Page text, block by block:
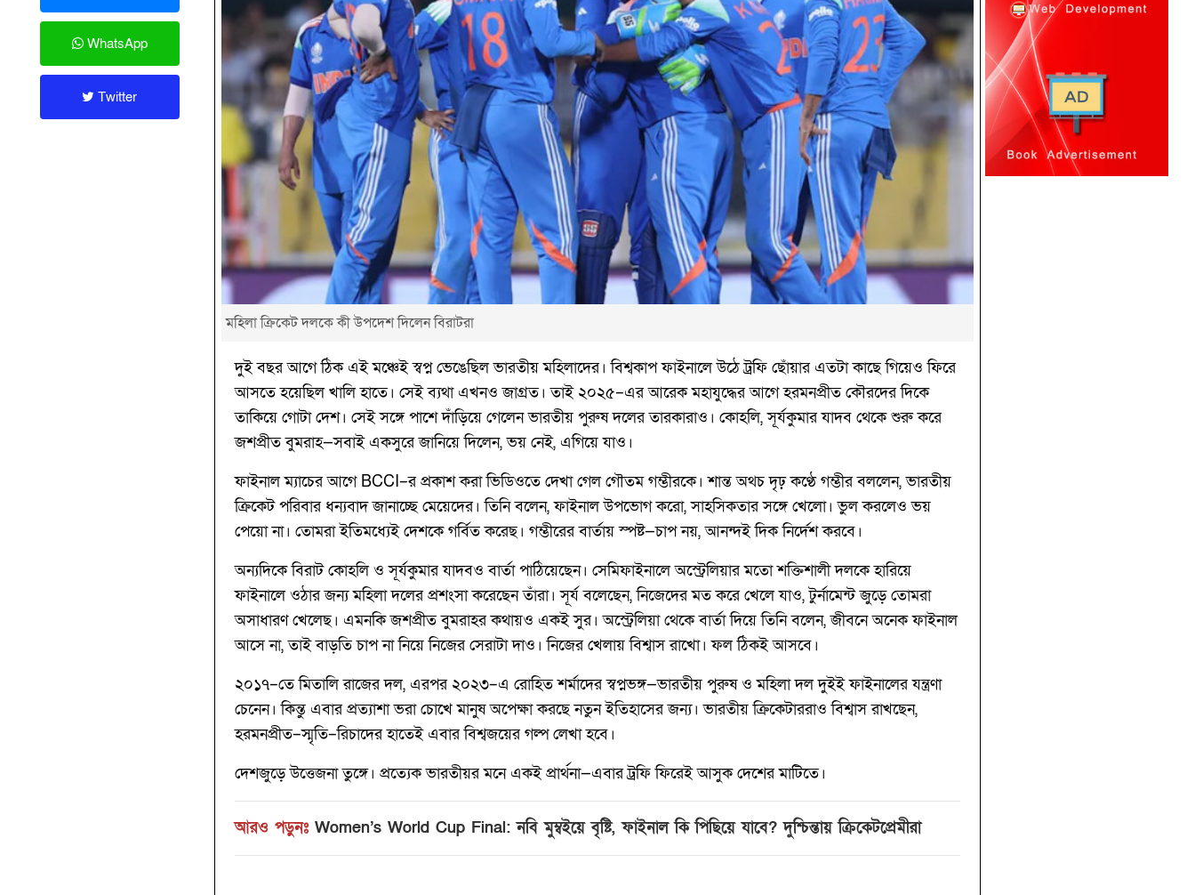
WhatsApp
Twitter
মহিলা ক্রিকেট দলকে কী উপদেশ দিলেন বিরাটরা
দুই বছর আগে ঠিক এই মঞ্চেই স্বপ্ন ভেঙেছিল ভারতীয় মহিলাদের। বিশ্বকাপ ফাইনালে উঠে ট্রফি ছোঁয়ার এতটা কাছে গিয়েও ফিরে
আসতে হয়েছিল খালি হাতে। সেই ব্যথা এখনও জাগ্রত। তাই ২০২৫–এর আরেক মহাযুদ্ধের আগে হরমনপ্রীত কৌরদের দিকে
তাকিয়ে গোটা দেশ। সেই সঙ্গে পাশে দাঁড়িয়ে গেলেন ভারতীয় পুরুষ দলের তারকারাও। কোহলি, সূর্যকুমার যাদব থেকে শুরু করে
জশপ্রীত বুমরাহ—সবাই একসুরে জানিয়ে দিলেন, ভয় নেই, এগিয়ে যাও।
ফাইনাল ম্যাচের আগে BCCI–র প্রকাশ করা ভিডিওতে দেখা গেল গৌতম গম্ভীরকে। শান্ত অথচ দৃঢ় কণ্ঠে গম্ভীর বললেন, ভারতীয়
ক্রিকেট পরিবার ধন্যবাদ জানাচ্ছে মেয়েদের। তিনি বলেন, ফাইনাল উপভোগ করো, সাহসিকতার সঙ্গে খেলো। ভুল করলেও ভয়
পেয়ো না। তোমরা ইতিমধ্যেই দেশকে গর্বিত করেছ। গম্ভীরের বার্তায় স্পষ্ট—চাপ নয়, আনন্দই দিক নির্দেশ করবে।
অন্যদিকে বিরাট কোহলি ও সূর্যকুমার যাদবও বার্তা পাঠিয়েছেন। সেমিফাইনালে অস্ট্রেলিয়ার মতো শক্তিশালী দলকে হারিয়ে
ফাইনালে ওঠার জন্য মহিলা দলের প্রশংসা করেছেন তাঁরা। সূর্য বলেছেন, নিজেদের মত করে খেলে যাও, টুর্নামেন্ট জুড়ে তোমরা
অসাধারণ খেলেছ। এমনকি জশপ্রীত বুমরাহর কথায়ও একই সুর। অস্ট্রেলিয়া থেকে বার্তা দিয়ে তিনি বলেন, জীবনে অনেক ফাইনাল
আসে না, তাই বাড়তি চাপ না নিয়ে নিজের সেরাটা দাও। নিজের খেলায় বিশ্বাস রাখো। ফল ঠিকই আসবে।
২০১৭–তে মিতালি রাজের দল, এরপর ২০২৩–এ রোহিত শর্মাদের স্বপ্নভঙ্গ—ভারতীয় পুরুষ ও মহিলা দল দুইই ফাইনালের যন্ত্রণা
চেনেন। কিন্তু এবার প্রত্যাশা ভরা চোখে মানুষ অপেক্ষা করছে নতুন ইতিহাসের জন্য। ভারতীয় ক্রিকেটাররাও বিশ্বাস রাখছেন,
হরমনপ্রীত–স্মৃতি–রিচাদের হাতেই এবার বিশ্বজয়ের গল্প লেখা হবে।
দেশজুড়ে উত্তেজনা তুঙ্গে। প্রত্যেক ভারতীয়র মনে একই প্রার্থনা—এবার ট্রফি ফিরেই আসুক দেশের মাটিতে।
আরও পড়ুনঃ Women’s World Cup Final: নবি মুম্বইয়ে বৃষ্টি, ফাইনাল কি পিছিয়ে যাবে? দুশ্চিন্তায় ক্রিকেটপ্রেমীরা